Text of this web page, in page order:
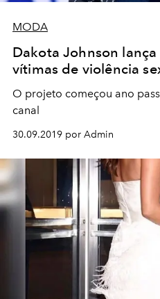
MODA
Dakota Johnson
vítimas de violência
O projeto começou ano
canal
30.09.2019 por Admin